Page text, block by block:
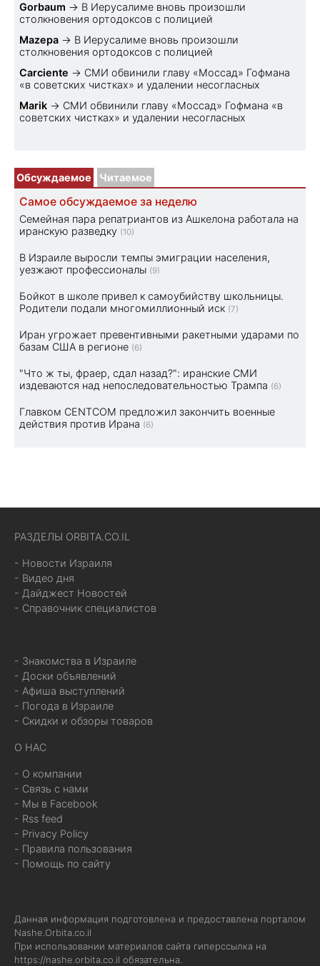
Gorbaum → В Иерусалиме вновь произошли
столкновения ортодоксов с полицией
Mazepa → В Иерусалиме вновь произошли
столкновения ортодоксов с полицией
Carciente → СМИ обвинили главу «Моссад» Гофмана
«в советских чистках» и удалении несогласных
Marik → СМИ обвинили главу «Моссад» Гофмана «в
советских чистках» и удалении несогласных
Обсуждаемое Читаемое
Самое обсуждаемое за неделю
Семейная пара репатриантов из Ашкелона работала на
иранскую разведку (10)
В Израиле выросли темпы эмиграции населения,
уезжают профессионалы (9)
Бойкот в школе привел к самоубийству школьницы.
Родители подали многомиллионный иск (7)
Иран угрожает превентивными ракетными ударами по
базам США в регионе (6)
"Что ж ты, фраер, сдал назад?": иранские СМИ
издеваются над непоследовательностью Трампа (6)
Главком CENTCOM предложил закончить военные
действия против Ирана (6)
РАЗДЕЛЫ ORBITA.CO.IL
- Новости Израиля
- Видео дня
- Дайджест Новостей
- Справочник специалистов
- Знакомства в Израиле
- Доски объявлений
- Афиша выступлений
- Погода в Израиле
- Скидки и обзоры товаров
О НАС
- О компании
- Связь с нами
- Мы в Facebook
- Rss feed
- Privacy Policy
- Правила пользования
- Помощь по сайту
Данная информация подготовлена и предоставлена порталом
Nashe.Orbita.co.il
При использовании материалов сайта гиперссылка на
https://nashe.orbita.co.il обязательна.